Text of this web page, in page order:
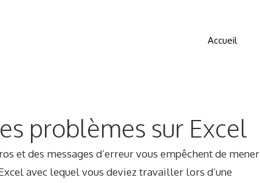
Accueil
problèmes sur Excel
et des messages d’erreur vous empêchent de mener
avec lequel vous deviez travailler lors d’une